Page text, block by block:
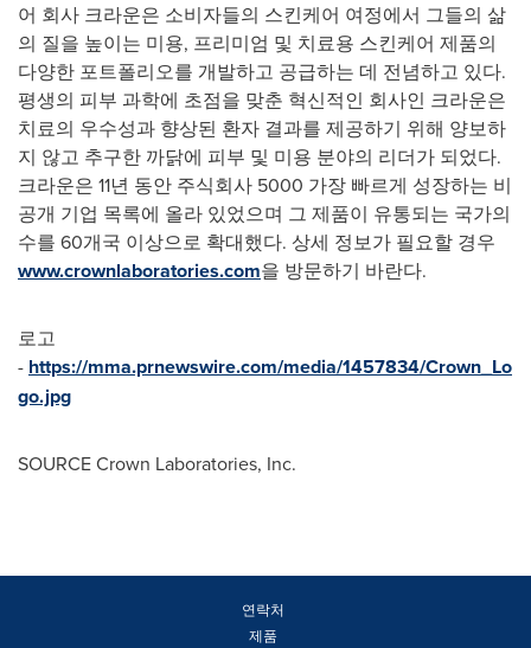
어 회사 크라운은 소비자들의 스킨케어 여정에서 그들의 삶
의 질을 높이는 미용, 프리미엄 및 치료용 스킨케어 제품의
다양한 포트폴리오를 개발하고 공급하는 데 전념하고 있다.
평생의 피부 과학에 초점을 맞춘 혁신적인 회사인 크라운은
치료의 우수성과 향상된 환자 결과를 제공하기 위해 양보하
지 않고 추구한 까닭에 피부 및 미용 분야의 리더가 되었다.
크라운은 11년 동안 주식회사 5000 가장 빠르게 성장하는 비
공개 기업 목록에 올라 있었으며 그 제품이 유통되는 국가의
수를 60개국 이상으로 확대했다. 상세 정보가 필요할 경우
www.crownlaboratories.com을 방문하기 바란다.
로고
- https://mma.prnewswire.com/media/1457834/Crown_Lo
go.jpg
SOURCE Crown Laboratories, Inc.
연락처
제품